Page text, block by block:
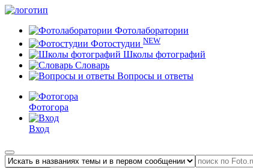
Фотолаборатории
Фотостудии NEW
Школы фотографий
Словарь
Вопросы и ответы
Фотогора
Вход